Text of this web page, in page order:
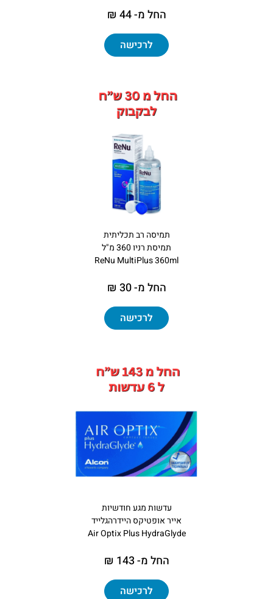
החל מ- 44 ₪
לרכישה
תמיסה רב תכליתית
תמיסת רניו 360 מ"ל
ReNu MultiPlus 360ml
החל מ- 30 ₪
לרכישה
עדשות מגע חודשיות
אייר אופטיקס היידרהגלייד
Air Optix Plus HydraGlyde
החל מ- 143 ₪
לרכישה